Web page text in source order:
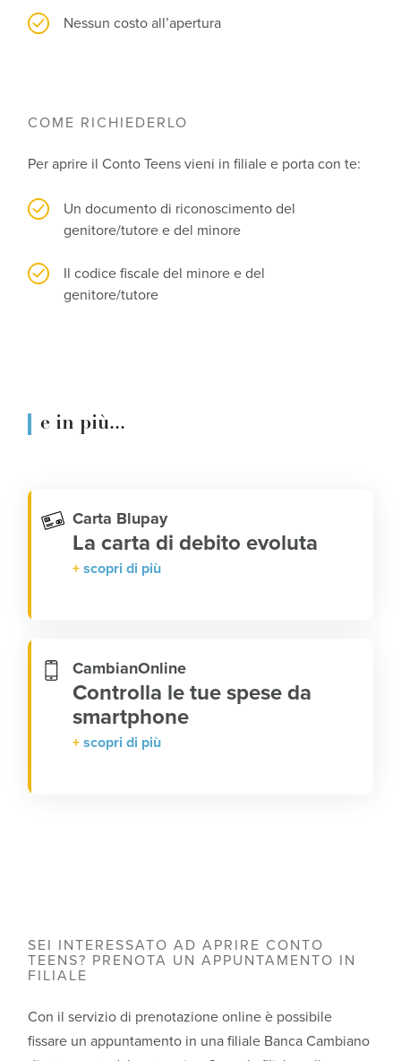
Nessun costo all’apertura
COME RICHIEDERLO
Per aprire il Conto Teens vieni in filiale e porta con te:
Un documento di riconoscimento del
genitore/tutore e del minore
Il codice fiscale del minore e del
genitore/tutore
e in più...
Carta Blupay
La carta di debito evoluta
scopri di più
CambianOnline
Controlla le tue spese da
smartphone
scopri di più
SEI INTERESSATO AD APRIRE CONTO
TEENS? PRENOTA UN APPUNTAMENTO IN
FILIALE
Con il servizio di prenotazione online è possibile
fissare un appuntamento in una filiale Banca Cambiano